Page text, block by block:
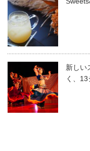
新しい
く、13